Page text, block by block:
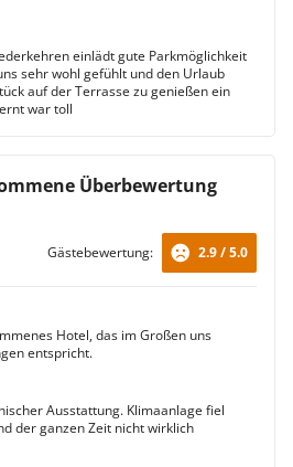
einlädt gute Parkmöglichkeit
sehr wohl gefühlt und den Urlaub
auf der Terrasse zu genießen ein
war toll
Überbewertung
Gästebewertung: 2.9 / 5.0
Hotel, das im Großen uns
entspricht.
Ausstattung. Klimaanlage fiel
der ganzen Zeit nicht wirklich